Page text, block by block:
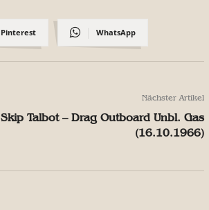
Pinterest WhatsApp
Nächster Artikel
Skip Talbot – Drag Outboard Unbl. Gas
(16.10.1966)